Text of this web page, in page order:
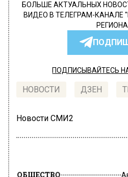
БОЛЬШЕ АКТУАЛЬНЫХ
ВИДЕО В ТЕЛЕГРАМ-КАНАЛЕ
ПОДПИСЫВАЙТЕСЬ
НОВОСТИ ДЗЕН
Новости СМИ2
ОБЩЕСТВО